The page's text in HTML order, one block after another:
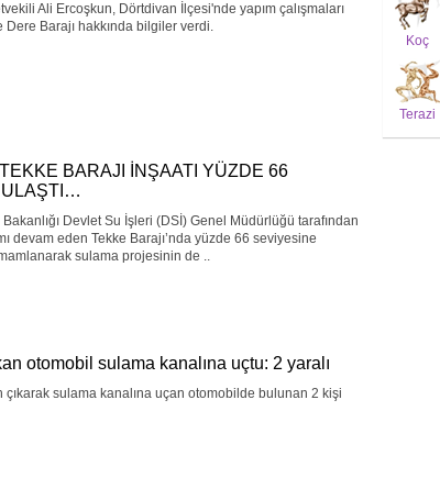
Ali Ercoşkun, Dörtdivan İlçesi'nde yapım çalışmaları
Dere Barajı hakkında bilgiler verdi.
BARAJI İNŞAATI YÜZDE 66
ULAŞTI…
Devlet Su İşleri (DSİ) Genel Müdürlüğü tarafından
devam eden Tekke Barajı’nda yüzde 66 seviyesine
sulama projesinin de ..
otomobil sulama kanalına uçtu: 2 yaralı
çıkarak sulama kanalına uçan otomobilde bulunan 2 kişi
Koç
Terazi